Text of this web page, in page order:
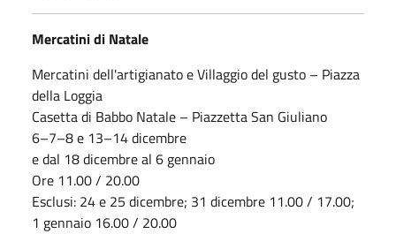
Mercatini di Natale
Mercatini dell'artigianato e Villaggio del gusto – Piazza
della Loggia
Casetta di Babbo Natale – Piazzetta San Giuliano
6–7–8 e 13–14 dicembre
e dal 18 dicembre al 6 gennaio
Ore 11.00 / 20.00
Esclusi: 24 e 25 dicembre; 31 dicembre 11.00 / 17.00;
1 gennaio 16.00 / 20.00